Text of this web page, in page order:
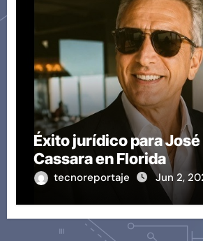
Éxito jurídico para
Cassara en Florida
tecnoreportaje Jun 2,